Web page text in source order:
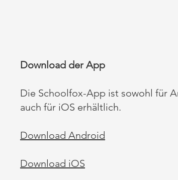
Download der App
Die Schoolfox-App ist sowohl für
auch für iOS erhältlich.
Download Android
Download iOS